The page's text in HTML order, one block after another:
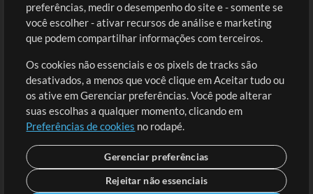
Conteúdo Grátis
Solicite uma Música
Extras
Sessões
Envie seu conteúdo
Playlist
MT Conference
Cadastre-se
Ir ao carrinho
preferências, medir o desempenho do site e - somente se
você escolher - ativar recursos de análise e marketing
que podem compartilhar informações com terceiros.
Os cookies não essenciais e os pixels de tracks são
desativados, a menos que você clique em Aceitar tudo ou
os ative em Gerenciar preferências. Você pode alterar
suas escolhas a qualquer momento, clicando em
Preferências de cookies no rodapé.
Gerenciar preferências
Rejeitar não essenciais